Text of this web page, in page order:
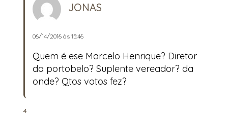
JONAS
06/14/2016 às 15:46
Quem é ese Marcelo Henrique? Diretor
da portobelo? Suplente vereador? da
onde? Qtos votos fez?